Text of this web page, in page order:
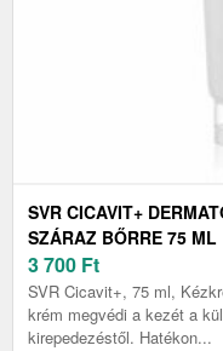
SVR CICAVIT+
SZÁRAZ BŐRRE 75 ML
3 700 Ft
SVR Cicavit+, 75 ml,
krém megvédi a kezét a
kirepedezéstől. Hatékon...